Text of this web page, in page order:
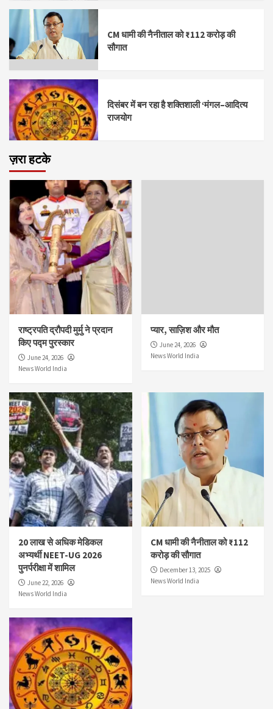
CM धामी की नैनीताल को ₹112 करोड़ की
सौगात
दिसंबर में बन रहा है शक्तिशाली ‘मंगल–आदित्य
राजयोग
ज़रा हटके
राष्ट्रपति द्रौपदी मुर्मु ने प्रदान
किए पद्म पुरस्कार
June 24, 2026
News World India
प्यार, साज़िश और मौत
June 24, 2026
News World India
20 लाख से अधिक मेडिकल
अभ्यर्थी NEET-UG 2026
पुनर्परीक्षा में शामिल
June 22, 2026
News World India
CM धामी की नैनीताल को ₹112
करोड़ की सौगात
December 13, 2025
News World India